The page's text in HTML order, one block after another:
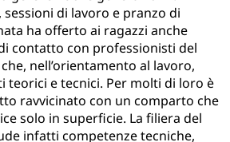
sessioni di lavoro e pranzo di
ha offerto ai ragazzi anche
contatto con professionisti del
nell’orientamento al lavoro,
teorici e tecnici. Per molti di loro è
ravvicinato con un comparto che
solo in superficie. La filiera del
infatti competenze tecniche,